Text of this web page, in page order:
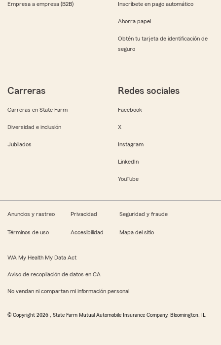
Empresa a empresa (B2B) Inscríbete en pago automático
Ahorra papel
Obtén tu tarjeta de identificación de
seguro
Carreras
Carreras en State Farm
Diversidad e inclusión
Jubilados
Redes sociales
Facebook
X
Instagram
LinkedIn
YouTube
Anuncios y rastreo Privacidad Seguridad y fraude
Términos de uso Accesibilidad Mapa del sitio
WA My Health My Data Act
Aviso de recopilación de datos en CA
No vendan ni compartan mi información personal
© Copyright 2026 , State Farm Mutual Automobile Insurance Company, Bloomington, IL